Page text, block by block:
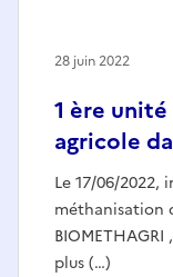
1 ère
agricole
Le 17/06/2022,
méthanisation
plus (…)
28 juin 2022